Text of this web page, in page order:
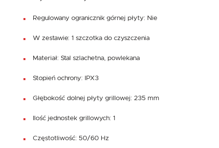
Regulowany ogranicznik górnej płyty: Nie
W zestawie: 1 szczotka do czyszczenia
Materiał: Stal szlachetna, powlekana
Stopień ochrony: IPX3
Głębokość dolnej płyty grillowej: 235 mm
Ilość jednostek grillowych: 1
Częstotliwość: 50/60 Hz